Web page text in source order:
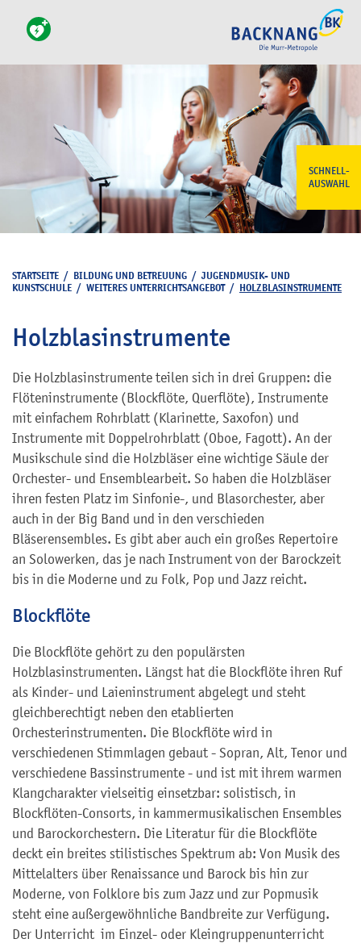
SCHNELL-
AUSWAHL
STARTSEITE / BILDUNG UND BETREUUNG /JUGENDMUSIK- UND
KUNSTSCHULE / WEITERES UNTERRICHTSANGEBOT / HOLZBLASINSTRUMENTE
Holzblasinstrumente
Die Holzblasinstrumente teilen sich in drei Gruppen: die
Flöteninstrumente (Blockflöte, Querflöte), Instrumente
mit einfachem Rohrblatt (Klarinette, Saxofon) und
Instrumente mit Doppelrohrblatt (Oboe, Fagott). An der
Musikschule sind die Holzbläser eine wichtige Säule der
Orchester- und Ensemblearbeit. So haben die Holzbläser
ihren festen Platz im Sinfonie-, und Blasorchester, aber
auch in der Big Band und in den verschieden
Bläserensembles. Es gibt aber auch ein großes Repertoire
an Solowerken, das je nach Instrument von der Barockzeit
bis in die Moderne und zu Folk, Pop und Jazz reicht.
Blockflöte
Die Blockflöte gehört zu den populärsten
Holzblasinstrumenten. Längst hat die Blockflöte ihren Ruf
als Kinder- und Laieninstrument abgelegt und steht
gleichberechtigt neben den etablierten
Orchesterinstrumenten. Die Blockflöte wird in
verschiedenen Stimmlagen gebaut - Sopran, Alt, Tenor und
verschiedene Bassinstrumente - und ist mit ihrem warmen
Klangcharakter vielseitig einsetzbar: solistisch, in
Blockflöten-Consorts, in kammermusikalischen Ensembles
und Barockorchestern. Die Literatur für die Blockflöte
deckt ein breites stilistisches Spektrum ab: Von Musik des
Mittelalters über Renaissance und Barock bis hin zur
Moderne, von Folklore bis zum Jazz und zur Popmusik
steht eine außergewöhnliche Bandbreite zur Verfügung.
Der Unterricht im Einzel- oder Kleingruppenunterricht